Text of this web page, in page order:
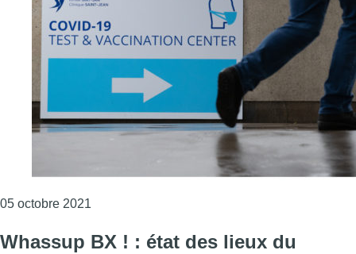
05 octobre 2021
Whassup BX ! : état des lieux du